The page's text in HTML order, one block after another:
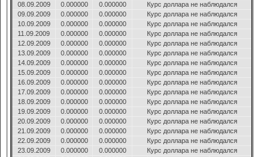
08.09.2009
0.000000 0.000000
Курс доллара не наблюдался
09.09.2009
0.000000 0.000000
Курс доллара не наблюдался
10.09.2009
0.000000 0.000000
Курс доллара не наблюдался
11.09.2009
0.000000 0.000000
Курс доллара не наблюдался
12.09.2009
0.000000 0.000000
Курс доллара не наблюдался
13.09.2009
0.000000 0.000000
Курс доллара не наблюдался
14.09.2009
0.000000 0.000000
Курс доллара не наблюдался
15.09.2009
0.000000 0.000000
Курс доллара не наблюдался
16.09.2009
0.000000 0.000000
Курс доллара не наблюдался
17.09.2009
0.000000 0.000000
Курс доллара не наблюдался
18.09.2009
0.000000 0.000000
Курс доллара не наблюдался
19.09.2009
0.000000 0.000000
Курс доллара не наблюдался
20.09.2009
0.000000 0.000000
Курс доллара не наблюдался
21.09.2009
0.000000 0.000000
Курс доллара не наблюдался
22.09.2009
0.000000 0.000000
Курс доллара не наблюдался
23.09.2009
0.000000 0.000000
Курс доллара не наблюдался